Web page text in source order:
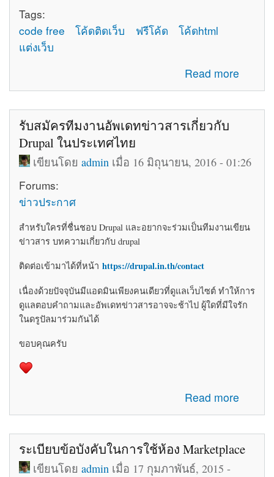
Tags:
code free
โค้ดติดเว็บ ฟรีโค้ด
โค้ดhtml
แต่งเว็บ
Read more
about โค้ดติดเว็บฟรี html โค้ดแต่งเว็บไซต์ blogger ร้านค้า
ให้สวยงาม
รับสมัครทีมงานอัพเดทข่าวสารเกี่ยวกับ
Drupal ในประเทศไทย
เขียนโดยadmin เมื่อ 16 มิถุนายน, 2016 - 01:26
Forums:
ข่าวประกาศ
สำหรับใครที่ชื่นชอบ Drupal และอยากจะร่วมเป็นทีมงานเขียน
ข่าวสาร บทความเกี่ยวกับ drupal
ติดต่อเข้ามาได้ที่หน้า https://drupal.in.th/contact
เนื่องด้วยปัจจุบันมีแอดมินเพียงคนเดียวที่ดูแลเว็บไซต์ ทำให้การ
ดูแลตอบคำถามและอัพเดทข่าวสารอาจจะช้าไป ผู้ใดที่มีใจรัก
ในดรูปัลมาร่วมกันได้
ขอบคุณครับ
Read more
about รับสมัครทีมงานอัพเดทข่าวสารเกี่ยวกับ Drupal ใน
ประเทศไทย
ระเบียบข้อบังคับในการใช้ห้อง Marketplace
เขียนโดยadmin เมื่อ 17 กุมภาพันธ์, 2015 -